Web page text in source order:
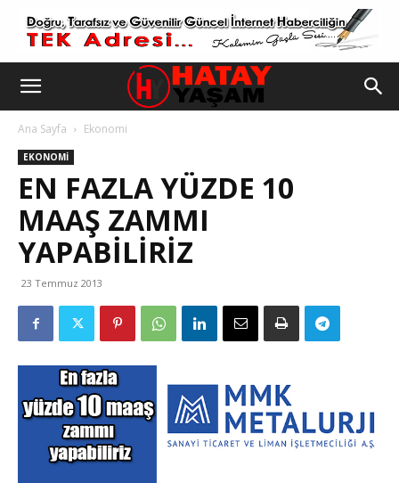
Ana Sayfa Ekonomi
EKONOMI
EN FAZLA YÜZDE 10
MAAŞ ZAMMI
YAPABILIRIZ
23 Temmuz 2013